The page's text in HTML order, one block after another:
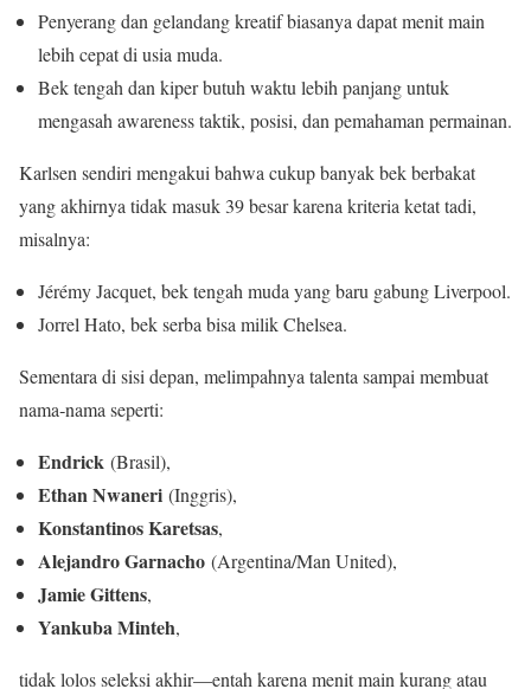
Penyerang dan gelandang kreatif biasanya dapat menit main
lebih cepat di usia muda.
Bek tengah dan kiper butuh waktu lebih panjang untuk
mengasah awareness taktik, posisi, dan pemahaman permainan.
Karlsen sendiri mengakui bahwa cukup banyak bek berbakat
yang akhirnya tidak masuk 39 besar karena kriteria ketat tadi,
misalnya:
Jérémy Jacquet, bek tengah muda yang baru gabung Liverpool.
Jorrel Hato, bek serba bisa milik Chelsea.
Sementara di sisi depan, melimpahnya talenta sampai membuat
nama‑nama seperti:
Endrick (Brasil),
Ethan Nwaneri (Inggris),
Konstantinos Karetsas,
Alejandro Garnacho (Argentina/Man United),
Jamie Gittens,
Yankuba Minteh,
tidak lolos seleksi akhir—entah karena menit main kurang atau